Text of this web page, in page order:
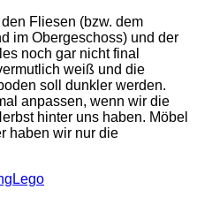
Fliesen (bzw. dem
im Obergeschoss) und der
noch gar nicht final
weiß und die
soll dunkler werden.
anpassen, wenn wir die
hinter uns haben. Möbel
haben wir nur die
Lego